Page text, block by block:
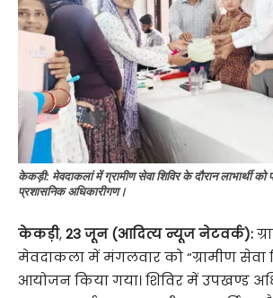
केकड़ी: मेवदाकलां में ग्रामीण सेवा शिविर के दौरान लाभार्थी को
प्रशासनिक अधिकारीगण।
केकड़ी,23 जून (आदित्य न्यूज नेटवर्क):
मेवदाकला में मंगलवार को “ग्रामीण सेवा
आयोजन किया गया। शिविर में उपखण्ड